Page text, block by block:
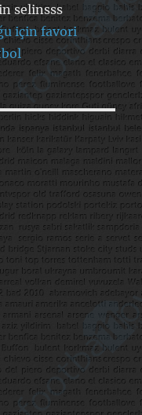
selinsss
için favori